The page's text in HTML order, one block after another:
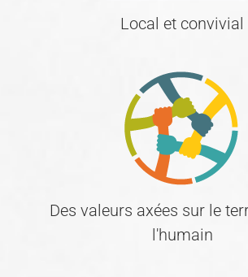
Local et convivial
Des valeurs axées sur le
l'humain